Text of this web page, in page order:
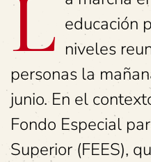
L educación
niveles
personas la
junio. En el
Fondo Especial
Superior (FEES),